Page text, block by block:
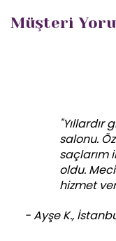
Müşteri
salonu.
saçlarım
oldu.
hizmet
- Ayşe K.,